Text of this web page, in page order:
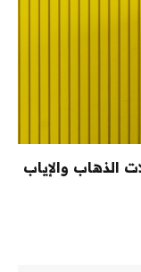
رحلات الذهاب والإياب